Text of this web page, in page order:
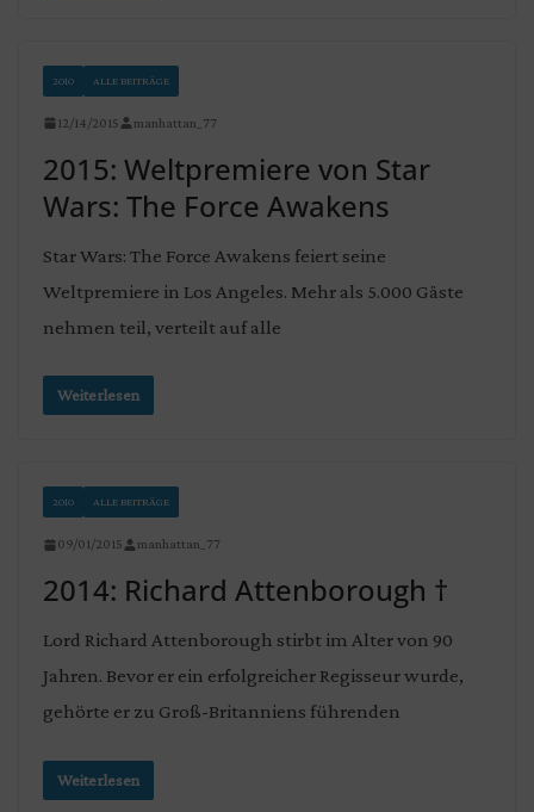
2010 ALLE BEITRÄGE
12/14/2015 manhattan_77
2015: Weltpremiere von Star
Wars: The Force Awakens
Star Wars: The Force Awakens feiert seine
Weltpremiere in Los Angeles. Mehr als 5.000 Gäste
nehmen teil, verteilt auf alle
Weiterlesen
2010 ALLE BEITRÄGE
09/01/2015 manhattan_77
2014: Richard Attenborough †
Lord Richard Attenborough stirbt im Alter von 90
Jahren. Bevor er ein erfolgreicher Regisseur wurde,
gehörte er zu Groß-Britanniens führenden
Weiterlesen